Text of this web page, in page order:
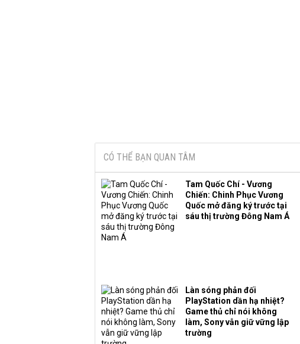
CÓ THỂ BẠN QUAN TÂM
Tam Quốc Chí - Vương
Chiến: Chinh Phục Vương
Quốc mở đăng ký trước tại
sáu thị trường Đông Nam Á
Làn sóng phản đối
PlayStation dần hạ nhiệt?
Game thủ chỉ nói không
làm, Sony vẫn giữ vững lập
trường